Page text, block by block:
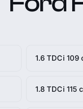
1.6 TDCi 109
1.8 TDCi 115